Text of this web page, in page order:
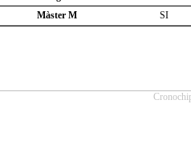
Màster M
SI